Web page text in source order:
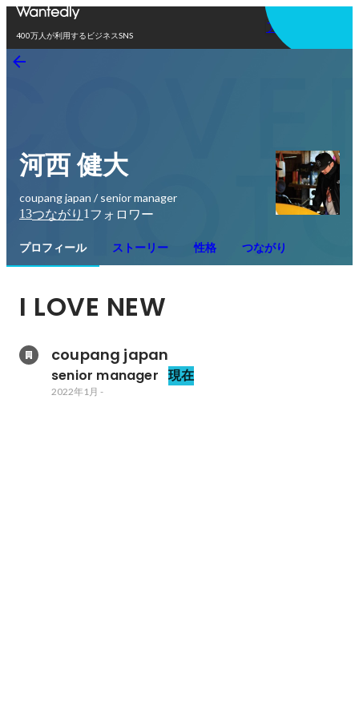
400万人が利用するビジネスSNS
アプリを使う
河西 健大
coupang japan / senior manager
13つながり 1 フォロワー
プロフィール ストーリー 性格 つながり
I LOVE NEW
coupang japan
senior manager 現在
2022年1月 -